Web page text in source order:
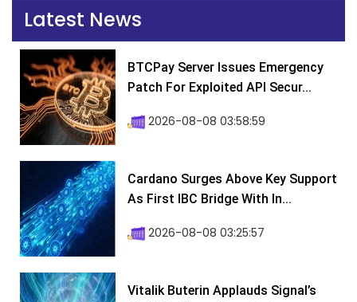
Latest News
BTCPay Server Issues Emergency
Patch For Exploited API Secur...
2026-08-08 03:58:59
Cardano Surges Above Key Support
As First IBC Bridge With In...
2026-08-08 03:25:57
Vitalik Buterin Applauds Signal’s